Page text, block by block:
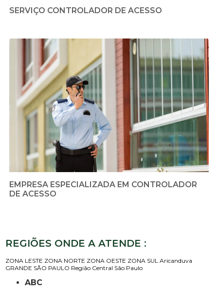
SERVIÇO CONTROLADOR DE ACESSO
EMPRESA ESPECIALIZADA EM CONTROLADOR
DE ACESSO
REGIÕES ONDE A ATENDE :
ZONA LESTE ZONA NORTE ZONA OESTE ZONA SUL Aricanduva
GRANDE SÃO PAULO Região Central São Paulo
ABC